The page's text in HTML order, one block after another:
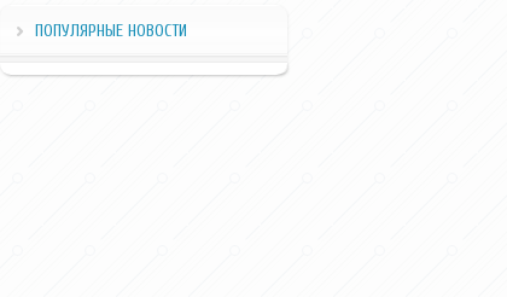
ПОПУЛЯРНЫЕ НОВОСТИ